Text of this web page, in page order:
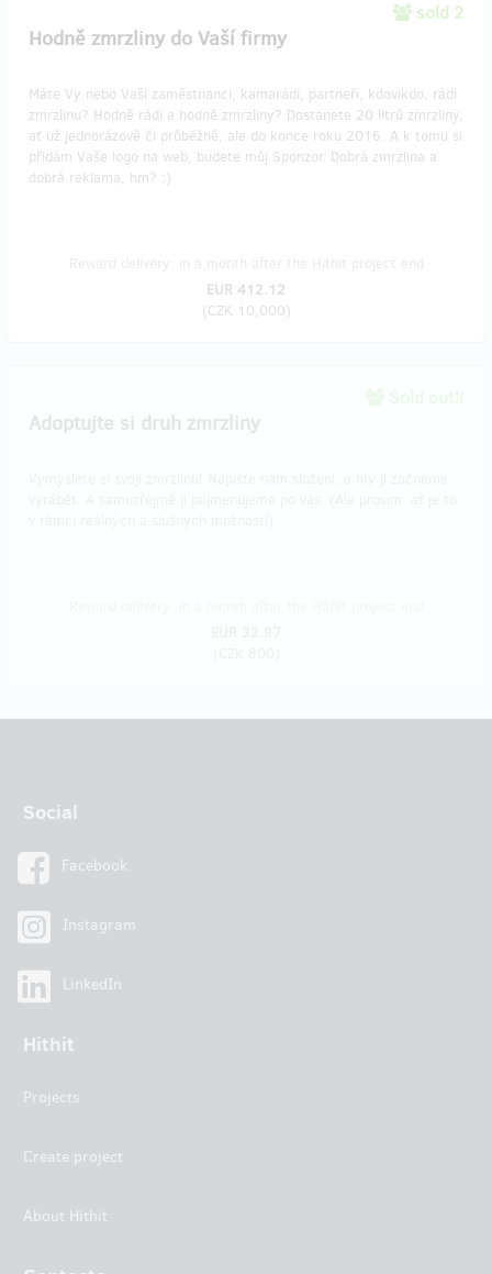
sold 2
Hodně zmrzliny do Vaší firmy
Máte Vy nebo Vaši zaměstnanci, kamarádi, partneři, kdovíkdo, rádi
zmrzlinu? Hodně rádi a hodně zmrzliny? Dostanete 20 litrů zmrzliny,
ať už jednorázově či průběžně, ale do konce roku 2016. A k tomu si
přidám Vaše logo na web, budete můj Sponzor. Dobrá zmrzlina a
dobrá reklama, hm? :)
EUR 412.12
(CZK 10,000)
​Adoptujte si druh zmrzliny
Social
Facebook
Instagram
LinkedIn
Hithit
Projects
Create project
About Hithit